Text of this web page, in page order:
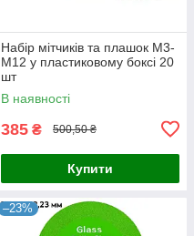
Набір мітчиків та плашок М3-
М12 у пластиковому боксі 20
шт
В наявності
385 ₴ 500,50 ₴
Купити
–23%